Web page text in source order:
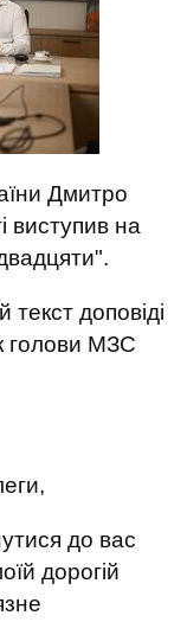
Дмитро
виступив на
текст доповіді
голови МЗС
до вас
дорогій